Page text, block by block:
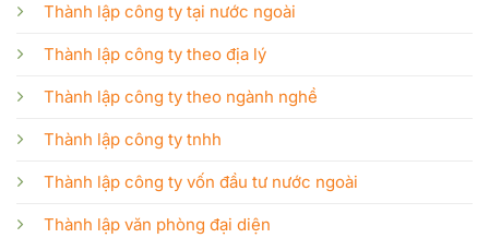
Thành lập công ty tại nước ngoài
Thành lập công ty theo địa lý
Thành lập công ty theo ngành nghề
Thành lập công ty tnhh
Thành lập công ty vốn đầu tư nước ngoài
Thành lập văn phòng đại diện